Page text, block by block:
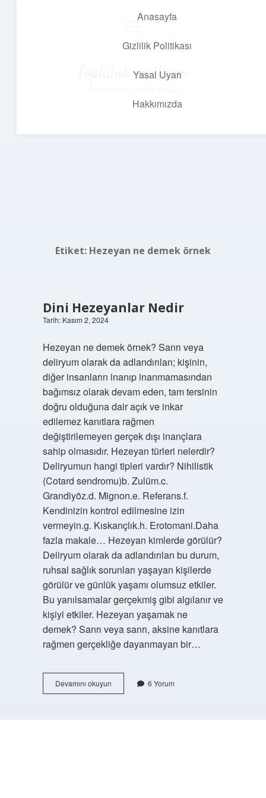
Anasayfa
Gizlilik Politikası
Yasal Uyarı
Hakkımızda
Topluluk ve İlham
Etiket: Hezeyan ne demek örnek
Dini Hezeyanlar Nedir
Tarih: Kasım 2, 2024
Hezeyan ne demek örnek? Sanrı veya
deliryum olarak da adlandırılan; kişinin,
diğer insanların inanıp inanmamasından
bağımsız olarak devam eden, tam tersinin
doğru olduğuna dair açık ve inkar
edilemez kanıtlara rağmen
değiştirilemeyen gerçek dışı inançlara
sahip olmasıdır. Hezeyan türleri nelerdir?
Deliryumun hangi tipleri vardır? Nihilistik
(Cotard sendromu)b. Zulüm.c.
Grandiyöz.d. Mignon.e. Referans.f.
Kendinizin kontrol edilmesine izin
vermeyin.g. Kıskançlık.h. Erotomani.Daha
fazla makale… Hezeyan kimlerde görülür?
Deliryum olarak da adlandırılan bu durum,
ruhsal sağlık sorunları yaşayan kişilerde
görülür ve günlük yaşamı olumsuz etkiler.
Bu yanılsamalar gerçekmiş gibi algılanır ve
kişiyi etkiler. Hezeyan yaşamak ne
demek? Sanrı veya sanrı, aksine kanıtlara
rağmen gerçekliğe dayanmayan bir…
Devamını okuyunDini
Hezeyanlar
6 Yorum